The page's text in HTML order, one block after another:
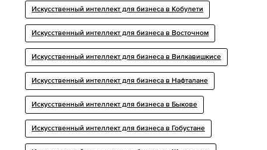
Искусственный интеллект для бизнеса в Кобулети
Искусственный интеллект для бизнеса в Восточном
Искусственный интеллект для бизнеса в Вилкавишкисе
Искусственный интеллект для бизнеса в Нафталане
Искусственный интеллект для бизнеса в Быкове
Искусственный интеллект для бизнеса в Гобустане